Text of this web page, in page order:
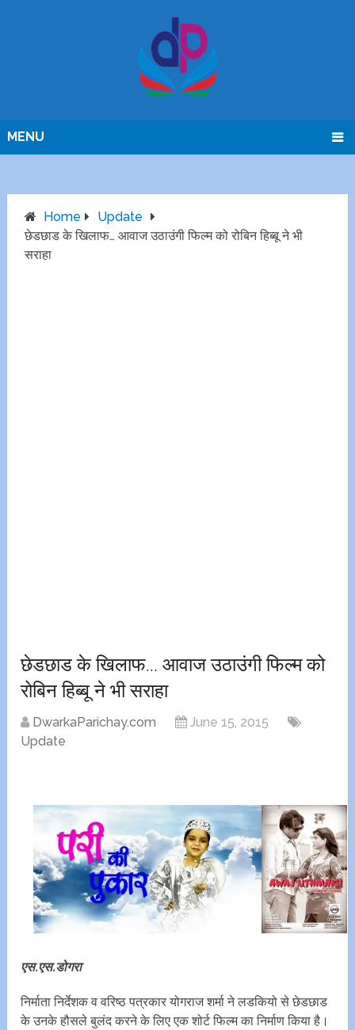
MENU
Home
Update
छेडछाड के खिलाफ… आवाज उठाउंगी फिल्म को रोबिन हिब्बू ने भी
सराहा
छेडछाड के खिलाफ… आवाज उठाउंगी फिल्म को
रोबिन हिब्बू ने भी सराहा
DwarkaParichay.com
June 15, 2015
Update
एस.एस.डोगरा
निर्माता निर्देशक व वरिष्ठ पत्रकार योगराज शर्मा ने लडकियो से छेडछाड
के उनके हौसले बुलंद करने के लिए एक शोर्ट फिल्म का निर्माण किया है।